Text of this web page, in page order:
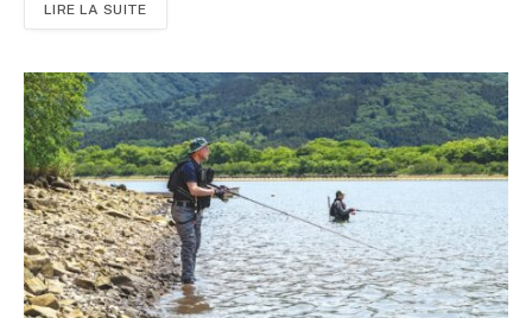
LIRE LA SUITE